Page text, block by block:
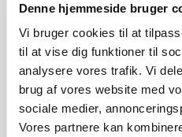
Denne hjemmeside bruger
Vi bruger cookies til at
til at vise dig funktioner til
analysere vores trafik. Vi
brug af vores website med
sociale medier,
Vores partnere kan
Fjerkræbranchen: - Vi
konkurrence- og